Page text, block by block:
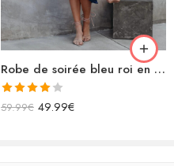
Robe de soirée bleu roi en satin asymétrique
Note
4.00sur
59.99€ 49.99€